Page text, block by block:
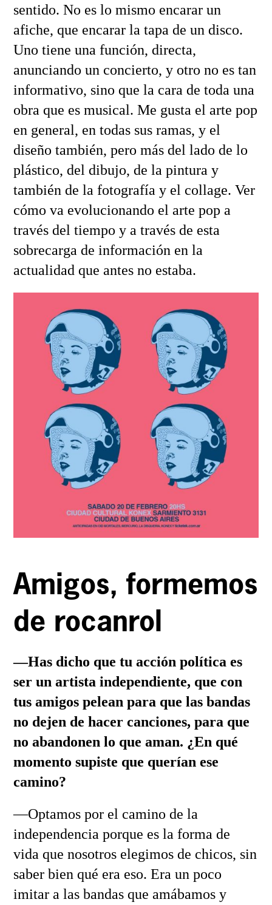
sentido. No es lo mismo encarar un
afiche, que encarar la tapa de un disco.
Uno tiene una función, directa,
anunciando un concierto, y otro no es tan
informativo, sino que la cara de toda una
obra que es musical. Me gusta el arte pop
en general, en todas sus ramas, y el
diseño también, pero más del lado de lo
plástico, del dibujo, de la pintura y
también de la fotografía y el collage. Ver
cómo va evolucionando el arte pop a
través del tiempo y a través de esta
sobrecarga de información en la
actualidad que antes no estaba.
Amigos, formemos
de rocanrol
—Has dicho que tu acción política es
ser un artista independiente, que con
tus amigos pelean para que las bandas
no dejen de hacer canciones, para que
no abandonen lo que aman. ¿En qué
momento supiste que querían ese
camino?
—Optamos por el camino de la
independencia porque es la forma de
vida que nosotros elegimos de chicos, sin
saber bien qué era eso. Era un poco
imitar a las bandas que amábamos y